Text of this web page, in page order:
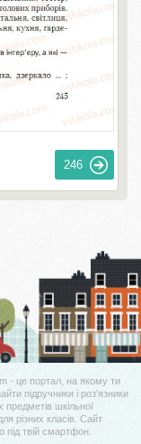
246
- це портал, на якому ти
підручники і роз'язники
предметів шкільної
різних класів. Сайт
під твій смартфон.